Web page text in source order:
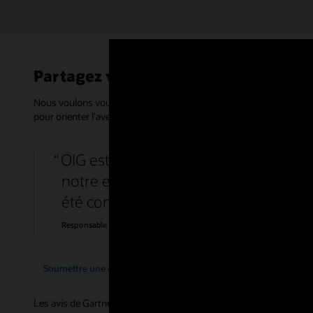
Partagez vos commentaires
Nous voulons vous entendre ! Soutenez les décideurs
pour orienter l’avenir d’Oracle IAM. Pensez à consacrer 15
OIG est un produit complet avec
notre entreprise. Nous avons un
été complétés.
Responsable spécialiste, gouvernement
Soumettre une évaluation de la gestion des accès
Les avis de Gartner Peer Insights expriment les opinions